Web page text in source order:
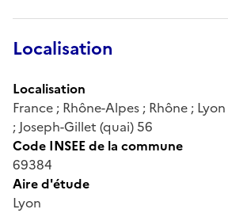
Localisation
Localisation
France ; Rhône-Alpes ; Rhône ;
; Joseph-Gillet (quai) 56
Code INSEE de la commune
69384
Aire d'étude
Lyon